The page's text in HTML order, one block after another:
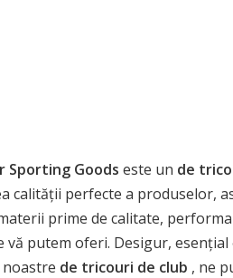
Sporting Goods este un de
calității perfecte a produselor,
prime de calitate,
vă putem oferi. Desigur,
de tricouri de club , ne